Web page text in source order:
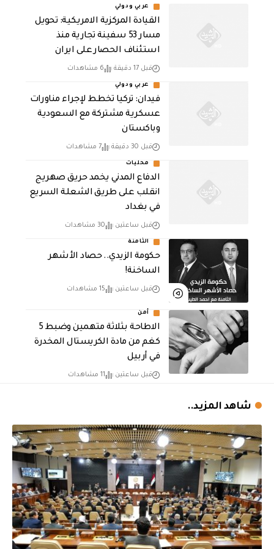
عربي ودولي
القيادة المركزية الامريكية: تحويل
مسار 53 سفينة تجارية منذ
استئناف الحصار على ايران
قبل 17 دقيقة 6 مشاهدات
عربي ودولي
فيدان: تركيا تخطط لإجراء مناورات
عسكرية مشتركة مع السعودية
وباكستان
قبل 30 دقيقة 7 مشاهدات
محليات
الدفاع المدني يخمد حريق صهريج
انقلب على طريق الشعلة السريع
في بغداد
قبل ساعتين 30 مشاهدات
الثامنة
حكومة الزيدي.. حصاد الأشهر
الساخنة!
قبل ساعتين 15 مشاهدات
أمن
الاطاحة بثلاثة متهمين وضبط 5
كغم من مادة الكريستال المخدرة ​
في أربيل
قبل ساعتين 11 مشاهدات
شاهد المزيد..